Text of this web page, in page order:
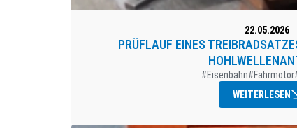
22.05.2026
PRÜFLAUF EINES
#Eisenbahn#Fahrmotor
WEITERLESEN